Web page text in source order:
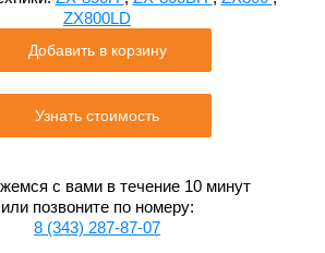
ZX800LD
Добавить в корзину
Узнать стоимость
с вами в течение 10 минут
или позвоните по номеру:
8 (343) 287-87-07